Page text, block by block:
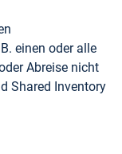
einen oder alle
Abreise nicht
Shared Inventory